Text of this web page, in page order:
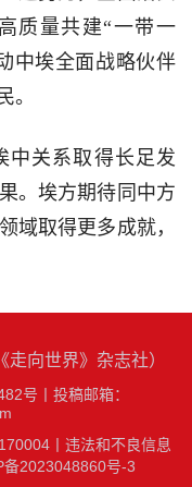
质量共建“一带一
中埃全面战略伙伴
。
中关系取得长足发
。埃方期待同中方
域取得更多成就，
向世界》杂志社）
号
投稿邮箱：
丨 违法和不良信息
备2023048860号-3